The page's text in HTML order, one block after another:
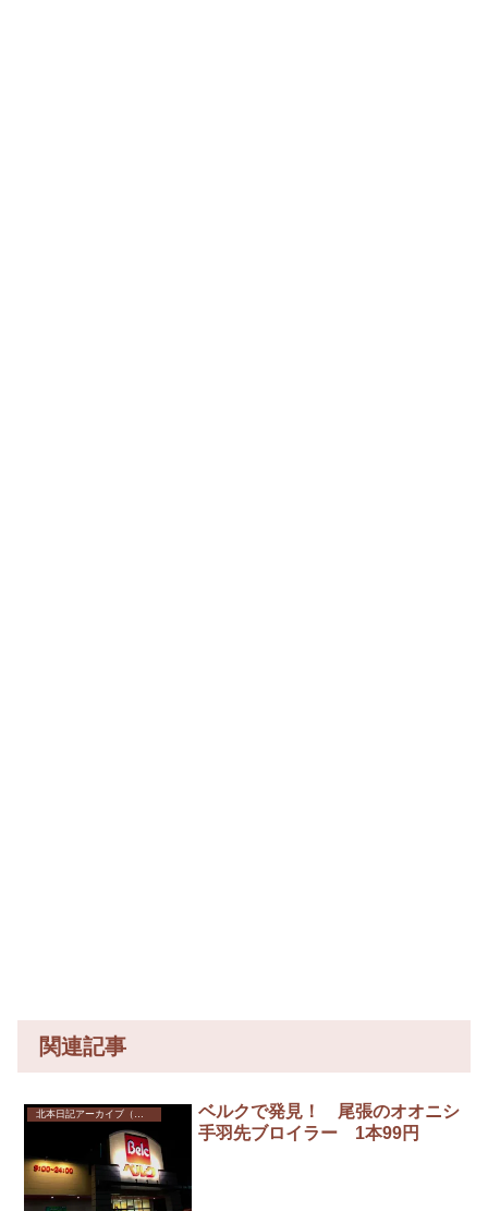
関連記事
北本日記アーカイブ（記録保存）
ベルクで発見！ 尾張のオオニシ
手羽先ブロイラー 1本99円